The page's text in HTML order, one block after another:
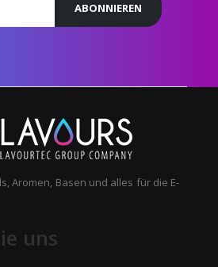
ABONNIEREN
Aromen, Basen und alles für die E-
uns